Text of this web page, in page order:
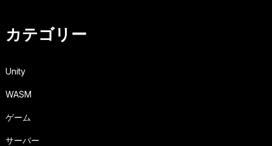
カテゴリー
Unity
WASM
ゲーム
サーバー